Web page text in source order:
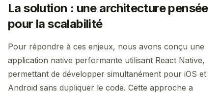
La solution : une architecture pensée
pour la scalabilité
Pour répondre à ces enjeux, nous avons conçu une
application native performante utilisant React Native,
permettant de développer simultanément pour iOS et
Android sans dupliquer le code. Cette approche a